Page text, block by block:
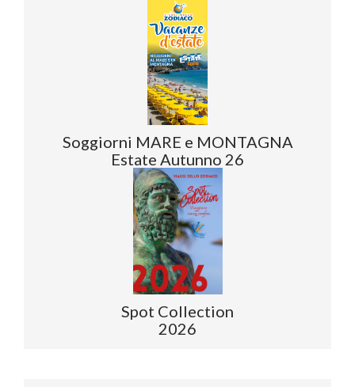
Soggiorni MARE e MONTAGNA
Estate Autunno 26
Spot Collection
2026